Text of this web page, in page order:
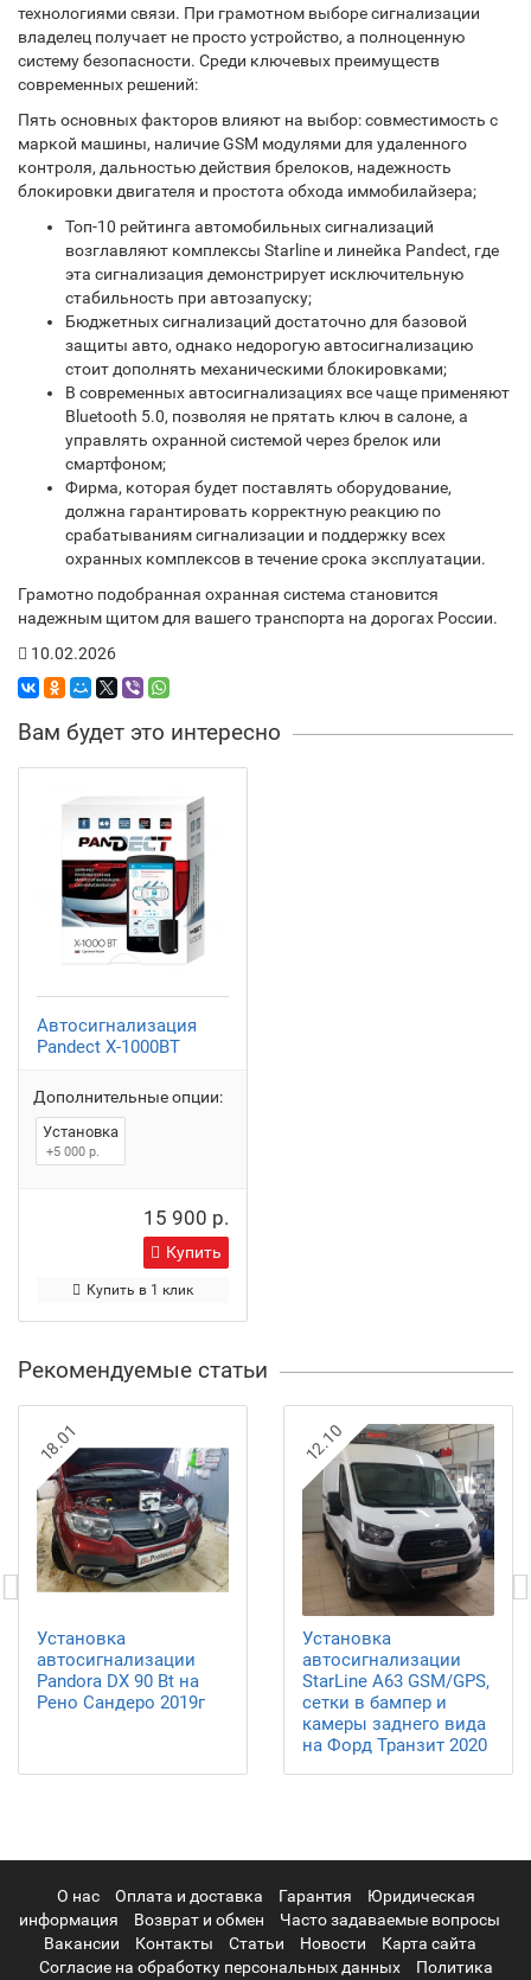
технологиями связи. При грамотном выборе сигнализации
владелец получает не просто устройство, а полноценную
систему безопасности. Среди ключевых преимуществ
современных решений:
Пять основных факторов влияют на выбор: совместимость с
маркой машины, наличие GSM модулями для удаленного
контроля, дальностью действия брелоков, надежность
блокировки двигателя и простота обхода иммобилайзера;
Топ-10 рейтинга автомобильных сигнализаций
возглавляют комплексы Starline и линейка Pandect, где
эта сигнализация демонстрирует исключительную
стабильность при автозапуску;
Бюджетных сигнализаций достаточно для базовой
защиты авто, однако недорогую автосигнализацию
стоит дополнять механическими блокировками;
В современных автосигнализациях все чаще применяют
Bluetooth 5.0, позволяя не прятать ключ в салоне, а
управлять охранной системой через брелок или
смартфоном;
Фирма, которая будет поставлять оборудование,
должна гарантировать корректную реакцию по
срабатываниям сигнализации и поддержку всех
охранных комплексов в течение срока эксплуатации.
Грамотно подобранная охранная система становится
надежным щитом для вашего транспорта на дорогах России.
10.02.2026
Вам будет это интересно
Автосигнализация
Pandect X-1000BT
Дополнительные опции:
Установка
+5 000 р.
15 900 р.
Купить
Купить в 1 клик
Рекомендуемые статьи
Установка
автосигнализации
Pandora DX 90 Bt на
Рено Сандеро 2019г
18.01
Установка
автосигнализации
StarLine A63 GSM/GPS,
сетки в бампер и
камеры заднего вида
на Форд Транзит 2020
12.10
О нас Оплата и доставка Гарантия
Юридическая
информация
Возврат и обмен
Часто задаваемые вопросы
Вакансии
Контакты Статьи Новости
Карта сайта
Согласие на обработку персональных данных
Политика